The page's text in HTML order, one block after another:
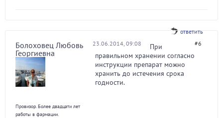
ответить
Болоховец Любовь
Георгиевна
Провизор. Более двадцати лет
работы в фармации.
23.06.2014, 09:08 #6
При
правильном хранении согласно
инструкции препарат можно
хранить до истечения срока
годности.